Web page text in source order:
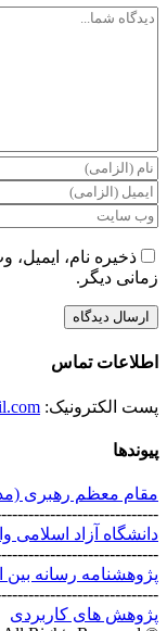
دیدگاه
ذخیره نام،
زمانی دیگر.
اطلاعات تماس
پست الکترونیک:
پیوندها
مقام معظم رهبری
دانشگاه آزاد اسلامی
پژوهشنامه رسانه بین
پژوهش های کاربردی